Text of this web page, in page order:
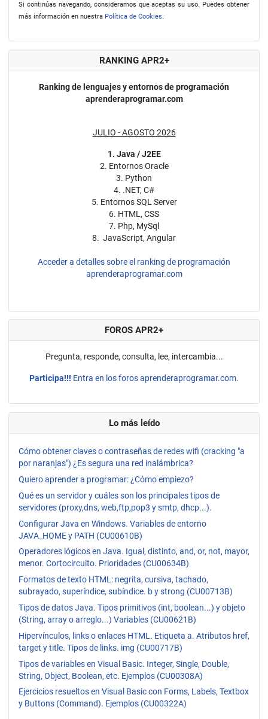
Si continúas navegando, consideramos que aceptas su uso. Puedes obtener
más información en nuestra Política de Cookies.
RANKING APR2+
Ranking de lenguajes y entornos de programación
aprenderaprogramar.com
JULIO - AGOSTO 2026
1. Java / J2EE
2. Entornos Oracle
3. Python
4. .NET, C#
5. Entornos SQL Server
6. HTML, CSS
7. Php, MySql
8. JavaScript, Angular
Acceder a detalles sobre el ranking de programación
aprenderaprogramar.com
FOROS APR2+
Pregunta, responde, consulta, lee, intercambia...
Participa!!! Entra en los foros aprenderaprogramar.com.
Lo más leído
Cómo obtener claves o contraseñas de redes wifi (cracking "a
por naranjas") ¿Es segura una red inalámbrica?
Quiero aprender a programar: ¿Cómo empiezo?
Qué es un servidor y cuáles son los principales tipos de
servidores (proxy,dns, web,ftp,pop3 y smtp, dhcp...).
Configurar Java en Windows. Variables de entorno
JAVA_HOME y PATH (CU00610B)
Operadores lógicos en Java. Igual, distinto, and, or, not, mayor,
menor. Cortocircuito. Prioridades (CU00634B)
Formatos de texto HTML: negrita, cursiva, tachado,
subrayado, superíndice, subíndice. b y strong (CU00713B)
Tipos de datos Java. Tipos primitivos (int, boolean...) y objeto
(String, array o arreglo...) Variables (CU00621B)
Hipervínculos, links o enlaces HTML. Etiqueta a. Atributos href,
target y title. Tipos de links. img (CU00717B)
Tipos de variables en Visual Basic. Integer, Single, Double,
String, Object, Boolean, etc. Ejemplos (CU00308A)
Ejercicios resueltos en Visual Basic con Forms, Labels, Textbox
y Buttons (Command). Ejemplos (CU00322A)